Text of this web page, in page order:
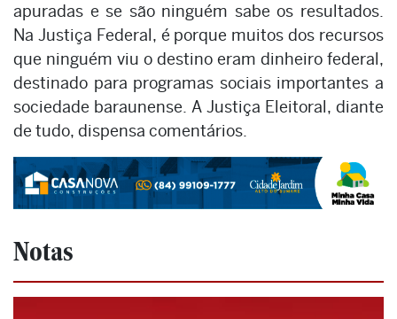
apuradas e se são ninguém sabe os resultados.
Na Justiça Federal, é porque muitos dos recursos
que ninguém viu o destino eram dinheiro federal,
destinado para programas sociais importantes a
sociedade baraunense. A Justiça Eleitoral, diante
de tudo, dispensa comentários.
Notas